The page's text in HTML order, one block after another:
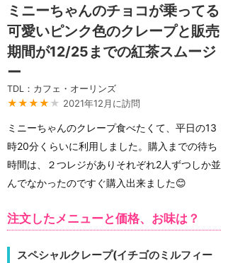
ミニーちゃんのチョコが乗ってる
可愛いピンク色のクレープと販売
期間が12/25までの紅茶スムージ
ー
TDL：カフェ・オーリンズ
★★★★ ★ 2021年12月に訪問
ミニーちゃんのクレープ食べたくて、平日の13
時20分くらいに利用しました。購入までの待ち
時間は、２つレジがありそれぞれ2人ずつしか並
んでなかったのですぐ購入出来ました😊
注文したメニューと価格、お味は？
スペシャルクレープ(イチゴのミルフィー